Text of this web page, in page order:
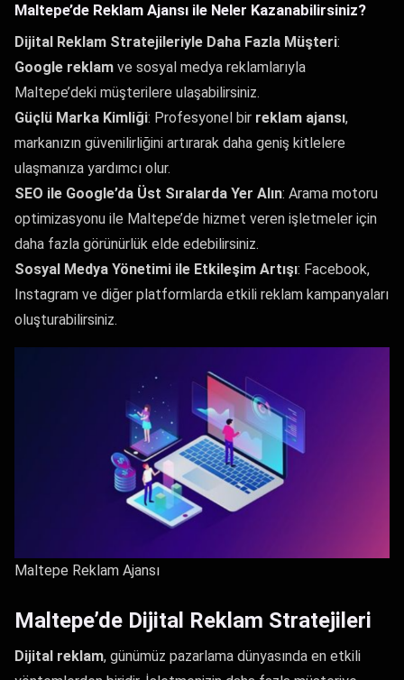
Maltepe’de Reklam Ajansı ile Neler Kazanabilirsiniz?
Dijital Reklam Stratejileriyle Daha Fazla Müşteri:
Google reklam ve sosyal medya reklamlarıyla
Maltepe’deki müşterilere ulaşabilirsiniz.
Güçlü Marka Kimliği: Profesyonel bir reklam ajansı,
markanızın güvenilirliğini artırarak daha geniş kitlelere
ulaşmanıza yardımcı olur.
SEO ile Google’da Üst Sıralarda Yer Alın: Arama motoru
optimizasyonu ile Maltepe’de hizmet veren işletmeler için
daha fazla görünürlük elde edebilirsiniz.
Sosyal Medya Yönetimi ile Etkileşim Artışı: Facebook,
Instagram ve diğer platformlarda etkili reklam kampanyaları
oluşturabilirsiniz.
Maltepe Reklam Ajansı
Maltepe’de Dijital Reklam Stratejileri
Dijital reklam, günümüz pazarlama dünyasında en etkili